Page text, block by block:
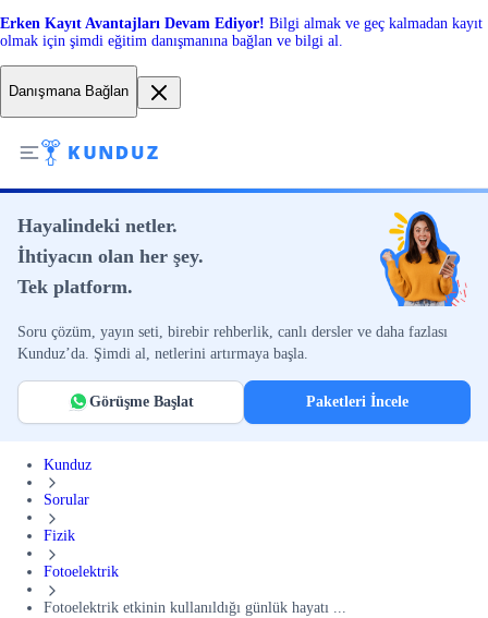
Erken Kayıt Avantajları Devam Ediyor! Bilgi almak ve geç kalmadan kayıt
olmak için şimdi eğitim danışmanına bağlan ve bilgi al.
Danışmana Bağlan
Hayalindeki netler.
İhtiyacın olan her şey.
Tek platform.
Soru çözüm, yayın seti, birebir rehberlik, canlı dersler ve daha fazlası
Kunduz’da. Şimdi al, netlerini artırmaya başla.
Görüşme Başlat Paketleri İncele
Kunduz
Sorular
Fizik
Fotoelektrik
Fotoelektrik etkinin kullanıldığı günlük hayatı ...